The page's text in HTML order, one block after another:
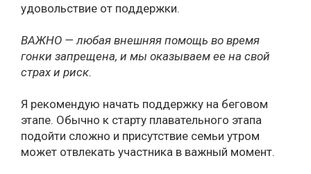
удовольствие от поддержки.
ВАЖНО — любая внешняя помощь во время
гонки запрещена, и мы оказываем ее на свой
страх и риск.
Я рекомендую начать поддержку на беговом
этапе. Обычно к старту плавательного этапа
подойти сложно и присутствие семьи утром
может отвлекать участника в важный момент.